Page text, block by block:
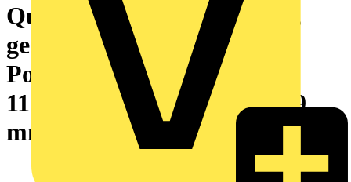
Querverbinder (Klemmen),
geschraubt, schwarz, 41 A,
Polzahl: 4, Raster in mm:
11.00, Isoliert: Ja, Breite: 39
mm